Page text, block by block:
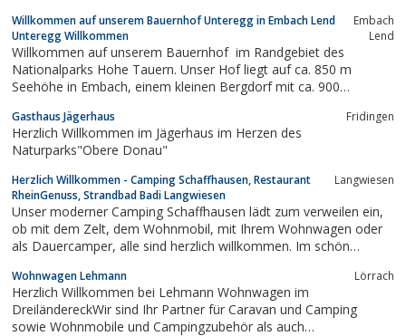
Willkommen auf unserem Bauernhof Unteregg in Embach Lend
Unteregg Willkommen
Embach
Lend
Willkommen auf unserem Bauernhof im Randgebiet des
Nationalparks Hohe Tauern. Unser Hof liegt auf ca. 850 m
Seehöhe in Embach, einem kleinen Bergdorf mit ca. 900
herrlich. Ganz egal ob es d ...
Gasthaus Jägerhaus Fridingen
Herzlich Willkommen im Jägerhaus im Herzen des
Naturparks"Obere Donau"
Herzlich Willkommen - Camping Schaffhausen, Restaurant
RheinGenuss, Strandbad Badi Langwiesen
Langwiesen
Unser moderner Camping Schaffhausen lädt zum verweilen ein,
ob mit dem Zelt, dem Wohnmobil, mit Ihrem Wohnwagen oder
als Dauercamper, alle sind herzlich willkommen. Im schön
verwöhnt. Es bietet sich auch an für Firmenanlässe, Bankette
oder Geschäftsessen. Im...
Wohnwagen Lehmann Lörrach
Herzlich Willkommen bei Lehmann Wohnwagen im
DreiländereckWir sind Ihr Partner für Caravan und Camping
sowie Wohnmobile und Campingzubehör als auch